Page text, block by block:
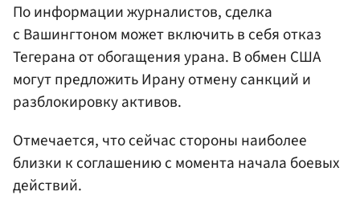
По информации журналистов, сделка
с Вашингтоном может включить в себя отказ
Тегерана от обогащения урана. В обмен США
могут предложить Ирану отмену санкций и
разблокировку активов.
Отмечается, что сейчас стороны наиболее
близки к соглашению с момента начала боевых
действий.